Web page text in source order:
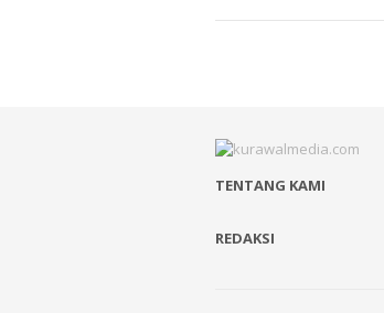
TENTANG KAMI
REDAKSI